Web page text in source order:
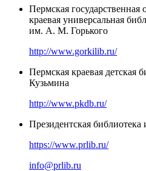
Пермская государственная
краевая универсальная
им. А. М. Горького
http://www.gorkilib.ru/
Пермская краевая детская
Кузьмина
http://www.pkdb.ru/
Президентская
https://www.prlib.ru/
info@prlib.ru